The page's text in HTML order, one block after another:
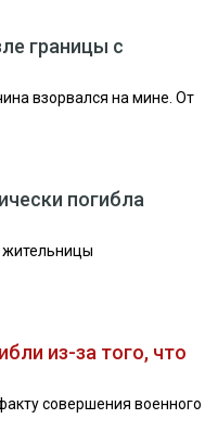
границы с
взорвался на мине. От
погибла
жительницы
из-за того, что
совершения военного